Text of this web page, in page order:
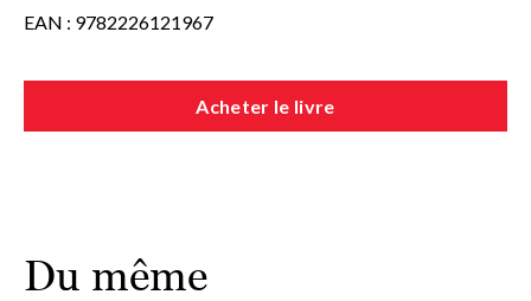
EAN : 9782226121967
Acheter le livre
Du même